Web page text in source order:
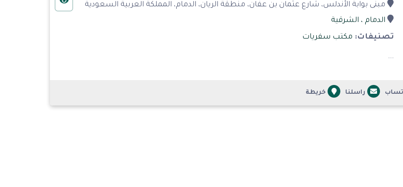
مبنى بوابة الأندلس، شارع عثمان بن عفان، منطقة الريان، الدمام، المملكة العربية السعودية
الدمام ، الشرقية
تصنيفات: مكتب سفريات
...
راسلنا خريطة